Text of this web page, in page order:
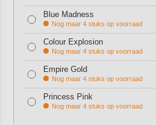
Blue Madness
Nog maar 4 stuks op voorraad
Colour Explosion
Nog maar 4 stuks op voorraad
Empire Gold
Nog maar 4 stuks op voorraad
Princess Pink
Nog maar 4 stuks op voorraad